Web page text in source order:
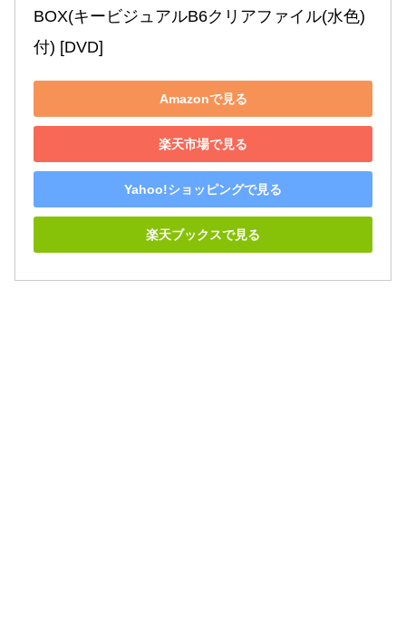
BOX(キービジュアルB6クリアファイル(水色)
付) [DVD]
Amazonで見る
楽天市場で見る
Yahoo!ショッピングで見る
楽天ブックスで見る